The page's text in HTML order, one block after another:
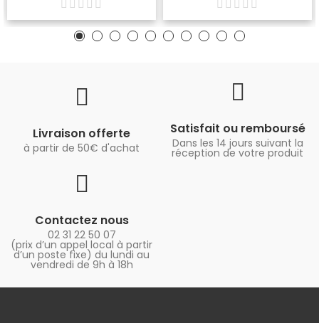
Livraison offerte
à partir de 50€ d'achat
Satisfait ou remboursé
Dans les 14 jours suivant la
réception de votre produit
Contactez nous
02 31 22 50 07
(prix d’un appel local à partir
d’un poste fixe) du lundi au
vendredi de 9h à 18h